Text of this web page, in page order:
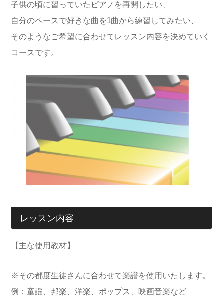
子供の頃に習っていたピアノを再開したい、
自分のペースで好きな曲を1曲から練習してみたい、
そのようなご希望に合わせてレッスン内容を決めていく
コースです。
レッスン内容
【主な使用教材】
※その都度生徒さんに合わせて楽譜を使用いたします。
例：童謡、邦楽、洋楽、ポップス、映画音楽など